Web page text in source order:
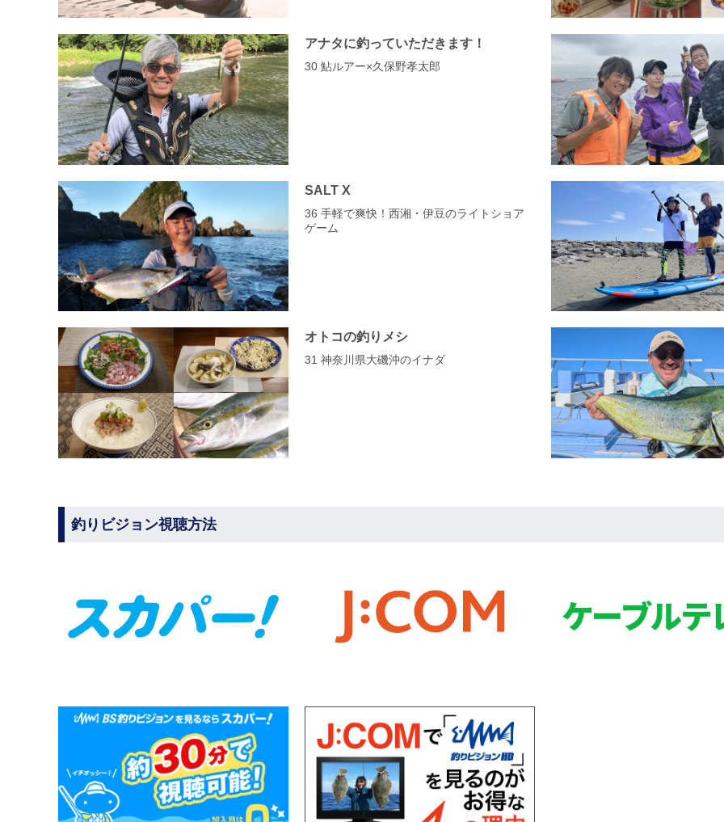
アナタに釣っていただきます！
30 鮎ルアー×久保野孝太郎
SALT X
36 手軽で爽快！西湘・伊豆のライトショア
ゲーム
オトコの釣りメシ
31 神奈川県大磯沖のイナダ
釣りビジョン視聴方法